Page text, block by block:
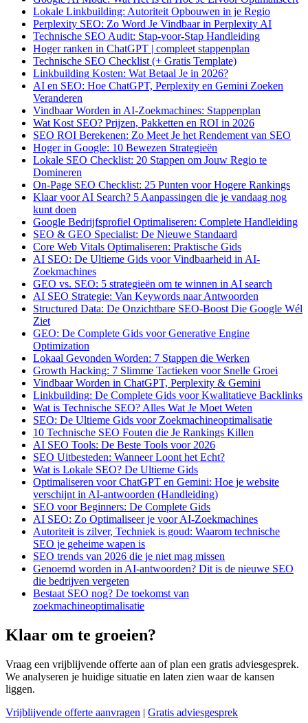
Lokale Linkbuilding: Autoriteit Opbouwen in je Regio
Perplexity SEO: Zo Word Je Vindbaar in Perplexity AI
Technische SEO Audit: Stap-voor-Stap Handleiding
Hoger ranken in ChatGPT | compleet stappenplan
Technische SEO Checklist (+ Gratis Template)
Linkbuilding Kosten: Wat Betaal Je in 2026?
AI en SEO: Hoe ChatGPT, Perplexity en Gemini Zoeken
Veranderen
Vindbaar Worden in AI-Zoekmachines: Stappenplan
Wat Kost SEO? Prijzen, Pakketten en ROI in 2026
SEO ROI Berekenen: Zo Meet Je het Rendement van SEO
Hoger in Google: 10 Bewezen Strategieën
Lokale SEO Checklist: 20 Stappen om Jouw Regio te
Domineren
On-Page SEO Checklist: 25 Punten voor Hogere Rankings
Klaar voor AI Search? 5 Aanpassingen die je vandaag nog
kunt doen
Google Bedrijfsprofiel Optimaliseren: Complete Handleiding
SEO & GEO Specialist: De Nieuwe Standaard
Core Web Vitals Optimaliseren: Praktische Gids
AI SEO: De Ultieme Gids voor Vindbaarheid in AI-
Zoekmachines
GEO vs. SEO: 5 strategieën om te winnen in AI search
AI SEO Strategie: Van Keywords naar Antwoorden
Structured Data: De Onzichtbare SEO-Boost Die Google Wél
Ziet
GEO: De Complete Gids voor Generative Engine
Optimization
Lokaal Gevonden Worden: 7 Stappen die Werken
Growth Hacking: 7 Slimme Tactieken voor Snelle Groei
Vindbaar Worden in ChatGPT, Perplexity & Gemini
Linkbuilding: De Complete Gids voor Kwalitatieve Backlinks
Wat is Technische SEO? Alles Wat Je Moet Weten
SEO: De Ultieme Gids voor Zoekmachineoptimalisatie
10 Technische SEO Fouten die Je Rankings Killen
AI SEO Tools: De Beste Tools voor 2026
SEO Uitbesteden: Wanneer Loont het Echt?
Wat is Lokale SEO? De Ultieme Gids
Optimaliseren voor ChatGPT en Gemini: Hoe je website
verschijnt in AI-antwoorden (Handleiding)
SEO voor Beginners: De Complete Gids
AI SEO: Zo Optimaliseer je voor AI-Zoekmachines
Autoriteit is zilver, Techniek is goud: Waarom technische
SEO je geheime wapen is
SEO trends van 2026 die je niet mag missen
Genoemd worden in AI-antwoorden? Dit is de nieuwe SEO
die bedrijven vergeten
Bestaat SEO nog? De toekomst van
zoekmachineoptimalisatie
Klaar om te groeien?
Vraag een vrijblijvende offerte aan of plan een gratis adviesgesprek.
We analyseren je huidige situatie en laten zien waar de kansen
liggen.
Vrijblijvende offerte aanvragen | Gratis adviesgesprek